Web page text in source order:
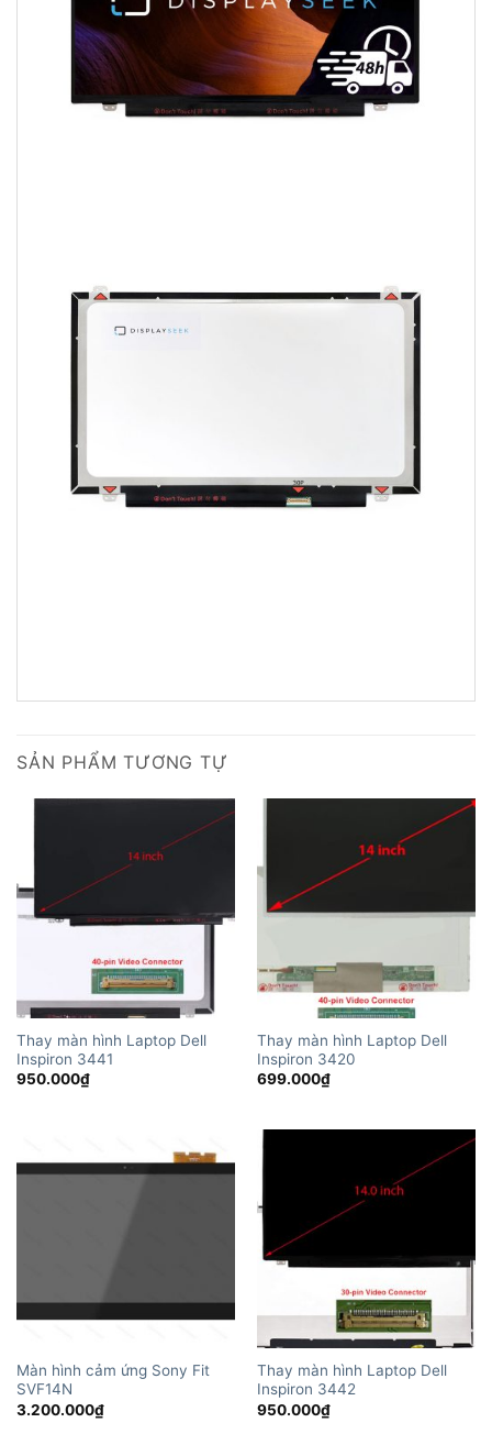
SẢN PHẨM TƯƠNG TỰ
Thay màn hình Laptop Dell
Inspiron 3441
950.000₫
Thay màn hình Laptop Dell
Inspiron 3420
699.000₫
Màn hình cảm ứng Sony Fit
SVF14N
3.200.000₫
Thay màn hình Laptop Dell
Inspiron 3442
950.000₫